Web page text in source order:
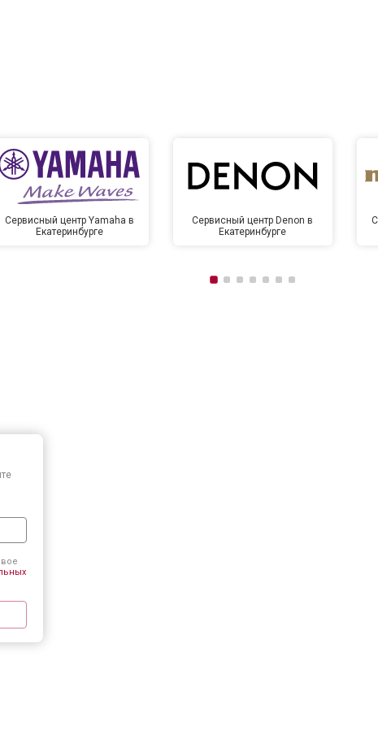
Сервисный центр Yamaha в
Екатеринбурге
Сервисный центр Denon в
Екатеринбурге